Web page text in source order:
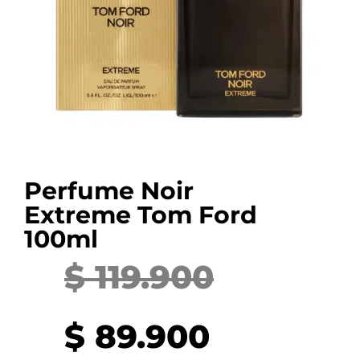
Perfume Noir
Extreme Tom Ford
100ml
$119.900Original
$ 89.900
Current